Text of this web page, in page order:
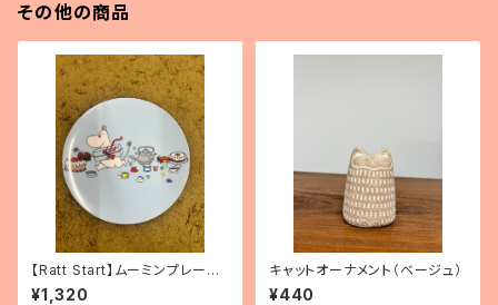
その他の商品
【Ratt Start】ムーミンプレー
ト 「Picknick」
¥1,320
キャットオーナメント（ベージュ）
¥440